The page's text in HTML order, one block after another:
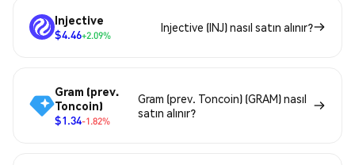
Injective
$4.46+2.09%
Injective (INJ) nasıl satın alınır?
Gram (prev.
Toncoin)
$1.34-1.82%
Gram (prev. Toncoin) (GRAM) nasıl
satın alınır?